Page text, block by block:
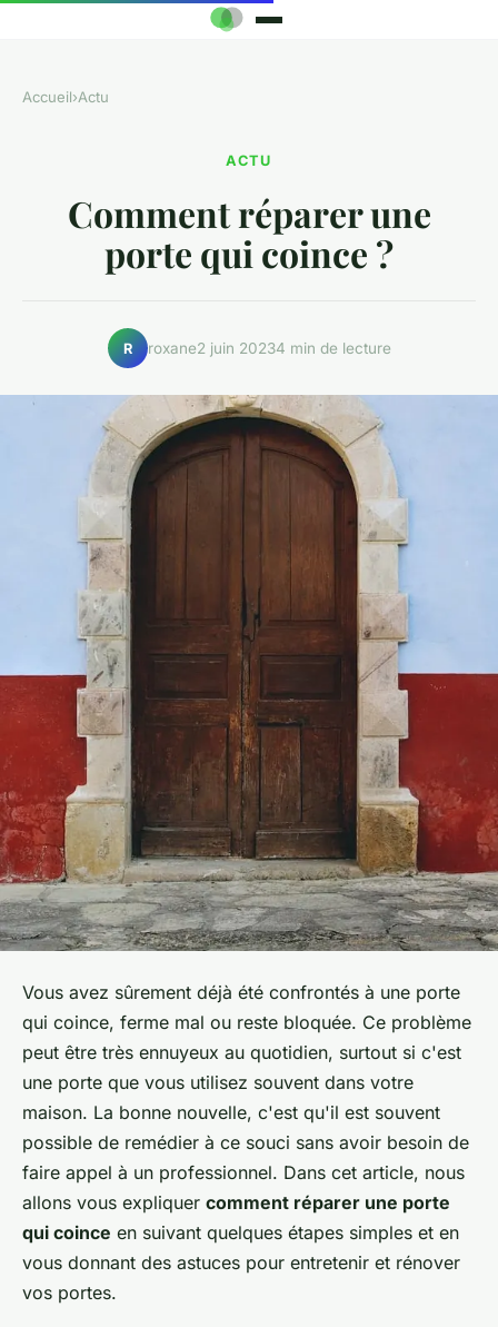
Accueil›Actu
ACTU
Comment réparer une
porte qui coince ?
R roxane2 juin 20234 min de lecture
Vous avez sûrement déjà été confrontés à une porte
qui coince, ferme mal ou reste bloquée. Ce problème
peut être très ennuyeux au quotidien, surtout si c'est
une porte que vous utilisez souvent dans votre
maison. La bonne nouvelle, c'est qu'il est souvent
possible de remédier à ce souci sans avoir besoin de
faire appel à un professionnel. Dans cet article, nous
allons vous expliquer comment réparer une porte
qui coince en suivant quelques étapes simples et en
vous donnant des astuces pour entretenir et rénover
vos portes.